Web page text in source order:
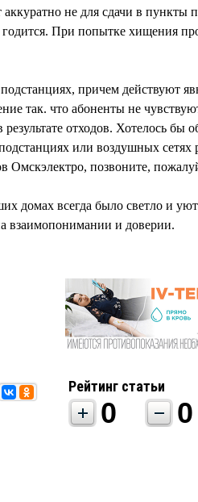
не для сдачи в пункты
При попытке хищения
причем действуют
так. что абоненты не
отходов. Хотелось бы
или воздушных сетях
Омскэлектро, позвоните,
домах всегда было светло и
взаимопонимании и доверии.
Рейтинг статьи
0 0